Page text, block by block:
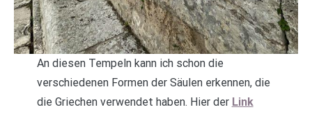
An diesen Tempeln kann ich schon die
verschiedenen Formen der Säulen erkennen, die
die Griechen verwendet haben. Hier der Link